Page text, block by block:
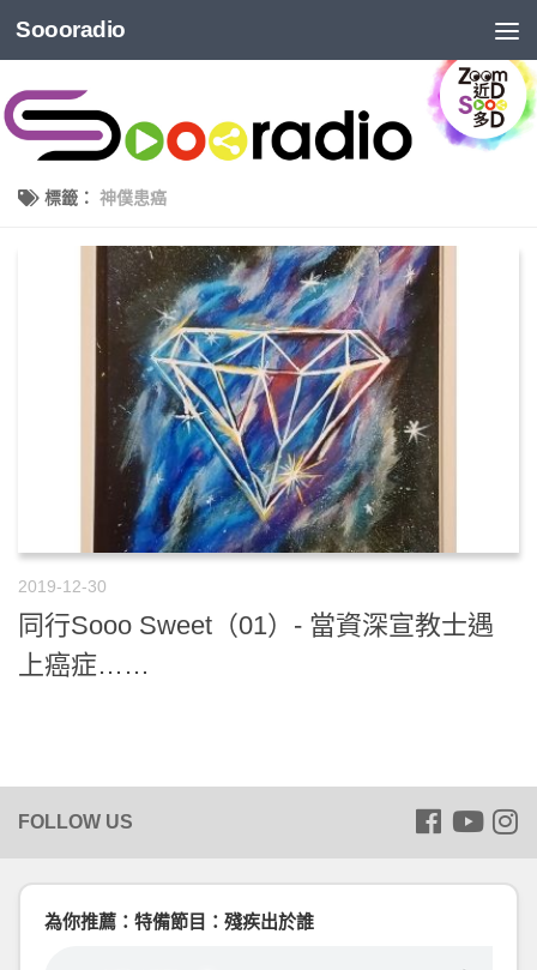
Soooradio
標籤： 神僕患癌
2019-12-30
同行Sooo Sweet（01）- 當資深宣教士遇
上癌症……
為你推薦：特備節目：殘疾出於誰